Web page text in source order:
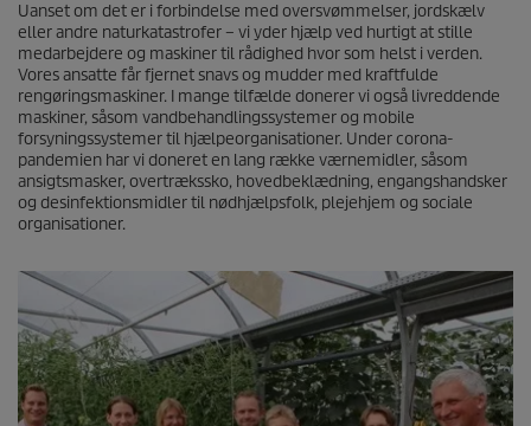
Uanset om det er i forbindelse med oversvømmelser, jordskælv
eller andre naturkatastrofer – vi yder hjælp ved hurtigt at stille
medarbejdere og maskiner til rådighed hvor som helst i verden.
Vores ansatte får fjernet snavs og mudder med kraftfulde
rengøringsmaskiner. I mange tilfælde donerer vi også livreddende
maskiner, såsom vandbehandlingssystemer og mobile
forsyningssystemer til hjælpeorganisationer. Under corona-
pandemien har vi doneret en lang række værnemidler, såsom
ansigtsmasker, overtrækssko, hovedbeklædning, engangshandsker
og desinfektionsmidler til nødhjælpsfolk, plejehjem og sociale
organisationer.